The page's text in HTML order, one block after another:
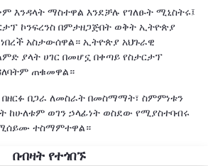
እንዳላት ማስተዋል እንደቻሉ የገለፁት ሚኒስትሩ፤
ኮንፍረንስ በምታዘጋጅበት ወቅት ኢትዮጵያ
አስታውሰዋል። ኢትዮጵያ አህጉራዊ
ያላት ሀገር በመሆኗ በቀጣይ የስታርታፕ
ጠቁመዋል።
በጋራ ለመስራት በመስማማት፣ ስምምነቱን
ከሁለቱም ወገን ኃላፊነት ወስደው የሚያስተባብሩ
ተስማምተዋል።
በብዛት የተጎበኙ